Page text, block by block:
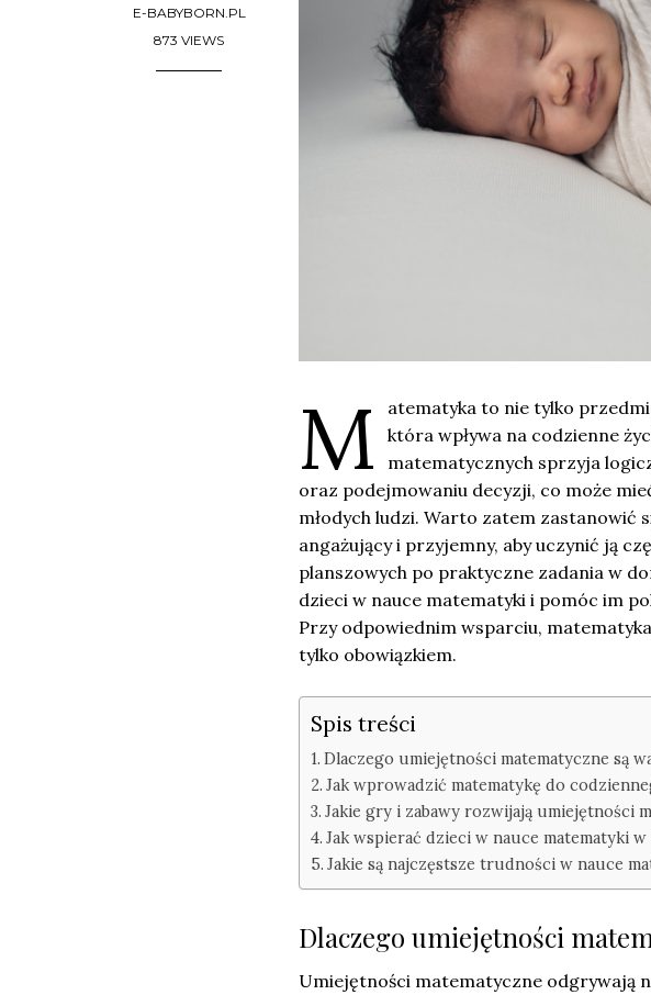
E-BABYBORN.PL
873 VIEWS
M
atematyka to nie tylko
która wpływa na codzienne
matematycznych sprzyja
oraz podejmowaniu decyzji, co może
młodych ludzi. Warto zatem zastanowić
angażujący i przyjemny, aby uczynić ją
planszowych po praktyczne zadania w
dzieci w nauce matematyki i pomóc im
Przy odpowiednim wsparciu,
tylko obowiązkiem.
Spis treści
Dlaczego umiejętności matematyczne są
Jak wprowadzić matematykę do
Jakie gry i zabawy rozwijają umiejętności
Jak wspierać dzieci w nauce matematyki w
Jakie są najczęstsze trudności w nauce
Dlaczego umiejętności
Umiejętności matematyczne odgrywają